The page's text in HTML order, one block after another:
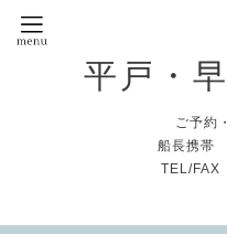
平戸・
ご予約
船長携帯
TEL/